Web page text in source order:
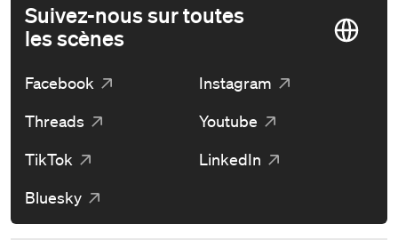
Suivez-nous sur toutes
les scènes
Facebook
Instagram
Threads
Youtube
TikTok
LinkedIn
Bluesky